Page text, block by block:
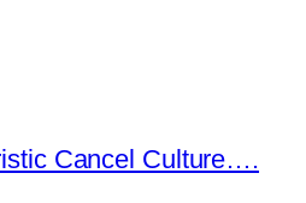
Cancel Culture….